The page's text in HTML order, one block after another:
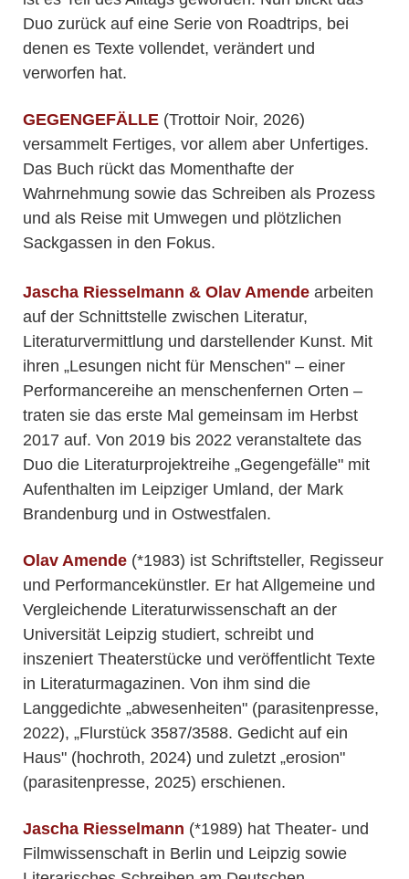
Duo zurück auf eine Serie von Roadtrips, bei
denen es Texte vollendet, verändert und
verworfen hat.
GEGENGEFÄLLE(Trottoir Noir, 2026)
versammelt Fertiges, vor allem aber Unfertiges.
Das Buch rückt das Momenthafte der
Wahrnehmung sowie das Schreiben als Prozess
und als Reise mit Umwegen und plötzlichen
Sackgassen in den Fokus.
Jascha Riesselmann & Olav Amendearbeiten
auf der Schnittstelle zwischen Literatur,
Literaturvermittlung und darstellender Kunst. Mit
ihren „Lesungen nicht für Menschen" – einer
Performancereihe an menschenfernen Orten –
traten sie das erste Mal gemeinsam im Herbst
2017 auf. Von 2019 bis 2022 veranstaltete das
Duo die Literaturprojektreihe „Gegengefälle" mit
Aufenthalten im Leipziger Umland, der Mark
Brandenburg und in Ostwestfalen.
Olav Amende(*1983) ist Schriftsteller, Regisseur
und Performancekünstler. Er hat Allgemeine und
Vergleichende Literaturwissenschaft an der
Universität Leipzig studiert, schreibt und
inszeniert Theaterstücke und veröffentlicht Texte
in Literaturmagazinen. Von ihm sind die
Langgedichte „abwesenheiten" (parasitenpresse,
2022), „Flurstück 3587/3588. Gedicht auf ein
Haus" (hochroth, 2024) und zuletzt „erosion"
(parasitenpresse, 2025) erschienen.
Jascha Riesselmann (*1989) hat Theater- und
Filmwissenschaft in Berlin und Leipzig sowie